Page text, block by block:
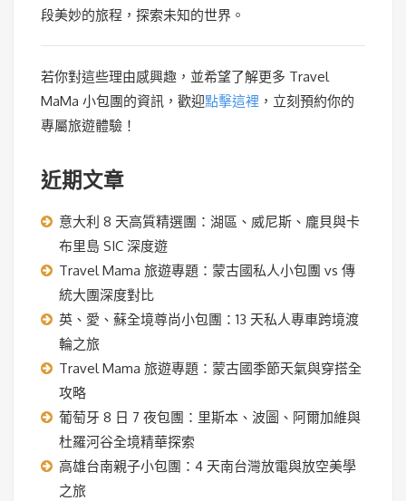
段美妙的旅程，探索未知的世界。
若你對這些理由感興趣，並希望了解更多 Travel
MaMa 小包團的資訊，歡迎點擊這裡 ，立刻預約你的
專屬旅遊體驗！
近期文章
意大利 8 天高質精選團：湖區、威尼斯、龐貝與卡
布里島 SIC 深度遊
Travel Mama 旅遊專題：蒙古國私人小包團 vs 傳
統大團深度對比
英、愛、蘇全境尊尚小包團：13 天私人專車跨境渡
輪之旅
Travel Mama 旅遊專題：蒙古國季節天氣與穿搭全
攻略
葡萄牙 8 日 7 夜包團：里斯本、波圖、阿爾加維與
杜羅河谷全境精華探索
高雄台南親子小包團：4 天南台灣放電與放空美學
之旅